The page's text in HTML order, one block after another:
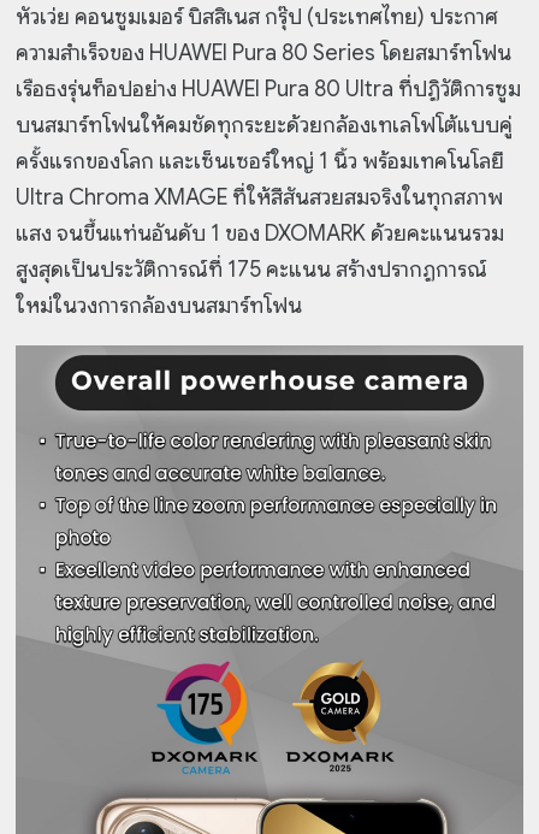
หัวเว่ย คอนซูมเมอร์ บิสสิเนส กรุ๊ป (ประเทศไทย) ประกาศ
ความสำเร็จของ HUAWEI Pura 80 Series โดยสมาร์ทโฟน
เรือธงรุ่นท็อปอย่าง HUAWEI Pura 80 Ultra ที่ปฏิวัติการซูม
บนสมาร์ทโฟนให้คมชัดทุกระยะด้วยกล้องเทเลโฟโต้แบบคู่
ครั้งแรกของโลก และเซ็นเซอร์ใหญ่ 1 นิ้ว พร้อมเทคโนโลยี
Ultra Chroma XMAGE ที่ให้สีสันสวยสมจริงในทุกสภาพ
แสง จนขึ้นแท่นอันดับ 1 ของ DXOMARK ด้วยคะแนนรวม
สูงสุดเป็นประวัติการณ์ที่ 175 คะแนน สร้างปรากฏการณ์
ใหม่ในวงการกล้องบนสมาร์ทโฟน